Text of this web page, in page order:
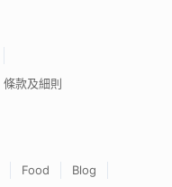
條款及細則
Food
Blog